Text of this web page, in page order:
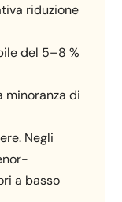
riduzione
del 5–8 %
minoranza di
Negli
a basso